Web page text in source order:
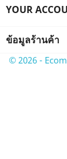
YOUR
ข้อมูลร้านค้า
© 2026 -